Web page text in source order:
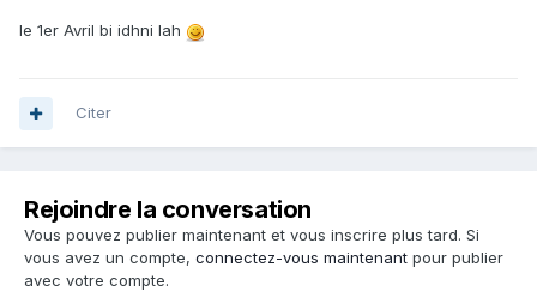
le 1er Avril bi idhni lah
Citer
Rejoindre la conversation
Vous pouvez publier maintenant et vous inscrire plus tard. Si
vous avez un compte, connectez-vous maintenant pour publier
avec votre compte.